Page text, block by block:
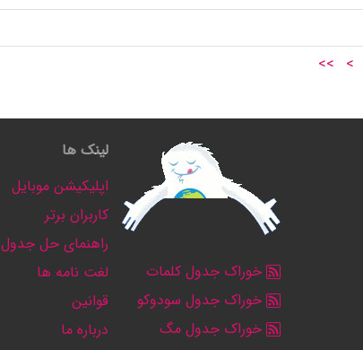
>
>>
خوراک جدول کلمات
خوراک جدول سودوکو
خوراک جدول مگ
لینک ها
اپلیکیشن موبایل
کاربران برتر
راهنمای حل جدول
لغت نامه ها
قوانین
درباره ما